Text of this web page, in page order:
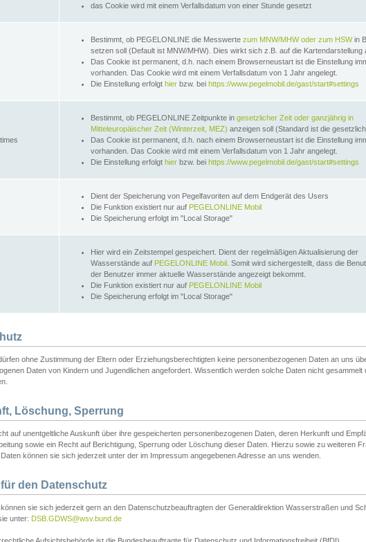
das Cookie wird mit einem Verfallsdatum von einer Stunde gesetzt
Bestimmt, ob PEGELONLINE die Messwerte zum MNW/MHW oder zum HSWin
setzen soll (Default ist MNW/MHW). Dies wirkt sich z.B. auf die Kartendarstellung
Das Cookie ist permanent, d.h. nach einem Browserneustart ist die Einstellung
vorhanden. Das Cookie wird mit einem Verfallsdatum von 1 Jahr angelegt.
Die Einstellung erfolgt hier bzw. bei https://www.pegelmobil.de/gast/start#settings
Bestimmt, ob PEGELONLINE Zeitpunkte in gesetzlicher Zeit oder ganzjährig in
Mitteleuropäischer Zeit (Winterzeit, MEZ) anzeigen soll (Standard ist die
Das Cookie ist permanent, d.h. nach einem Browserneustart ist die Einstellung
vorhanden. Das Cookie wird mit einem Verfallsdatum von 1 Jahr angelegt.
Die Einstellung erfolgt hier bzw. bei https://www.pegelmobil.de/gast/start#settings
Dient der Speicherung von Pegelfavoriten auf dem Endgerät des Users
Die Funktion existiert nur auf PEGELONLINE Mobil
Die Speicherung erfolgt im "Local Storage"
Hier wird ein Zeitstempel gespeichert. Dient der regelmäßigen Aktualisierung der
Wasserstände auf PEGELONLINE Mobil . Somit wird sichergestellt, dass die
der Benutzer immer aktuelle Wasserstände angezeigt bekommt.
Die Funktion existiert nur auf PEGELONLINE Mobil
Die Speicherung erfolgt im "Local Storage"
ohne Zustimmung der Eltern oder Erziehungsberechtigten keine personenbezogenen Daten an uns
Daten von Kindern und Jugendlichen angefordert. Wissentlich werden solche Daten nicht gesammelt
Löschung, Sperrung
auf unentgeltliche Auskunft über ihre gespeicherten personenbezogenen Daten, deren Herkunft und
sowie ein Recht auf Berichtigung, Sperrung oder Löschung dieser Daten. Hierzu sowie zu weiteren
können sie sich jederzeit unter der im Impressum angegebenen Adresse an uns wenden.
den Datenschutz
sie sich jederzeit gern an den Datenschutzbeauftragten der Generaldirektion Wasserstraßen und
unter: DSB.GDWS@wsv.bund.de